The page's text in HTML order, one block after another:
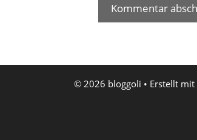
© 2026 bloggoli • Erstellt mit